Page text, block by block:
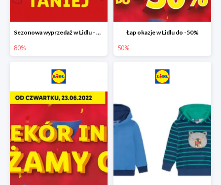
Sezonowa wyprzedaż w Lidlu - drugi produkt -80%
80%
Łap okazje w Lidlu do -50%
50%